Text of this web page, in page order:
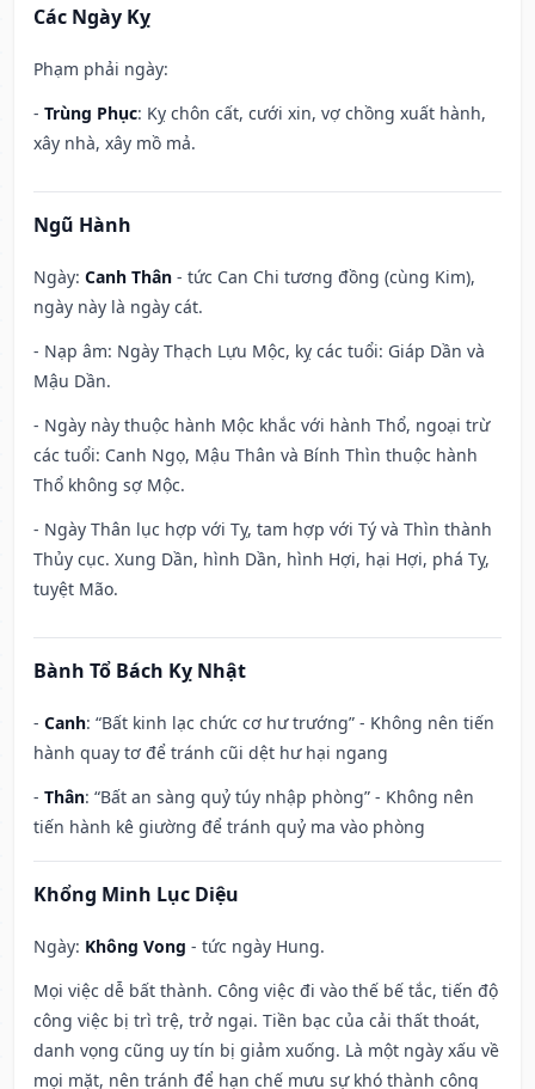
Các Ngày Kỵ
Phạm phải ngày:
- Trùng Phục: Kỵ chôn cất, cưới xin, vợ chồng xuất hành,
xây nhà, xây mồ mả.
Ngũ Hành
Ngày: Canh Thân - tức Can Chi tương đồng (cùng Kim),
ngày này là ngày cát.
- Nạp âm: Ngày Thạch Lựu Mộc, kỵ các tuổi: Giáp Dần và
Mậu Dần.
- Ngày này thuộc hành Mộc khắc với hành Thổ, ngoại trừ
các tuổi: Canh Ngọ, Mậu Thân và Bính Thìn thuộc hành
Thổ không sợ Mộc.
- Ngày Thân lục hợp với Tỵ, tam hợp với Tý và Thìn thành
Thủy cục. Xung Dần, hình Dần, hình Hợi, hại Hợi, phá Tỵ,
tuyệt Mão.
Bành Tổ Bách Kỵ Nhật
- Canh: “Bất kinh lạc chức cơ hư trướng” - Không nên tiến
hành quay tơ để tránh cũi dệt hư hại ngang
- Thân: “Bất an sàng quỷ túy nhập phòng” - Không nên
tiến hành kê giường để tránh quỷ ma vào phòng
Khổng Minh Lục Diệu
Ngày: Không Vong - tức ngày Hung.
Mọi việc dễ bất thành. Công việc đi vào thế bế tắc, tiến độ
công việc bị trì trệ, trở ngại. Tiền bạc của cải thất thoát,
danh vọng cũng uy tín bị giảm xuống. Là một ngày xấu về
mọi mặt, nên tránh để hạn chế mưu sự khó thành công